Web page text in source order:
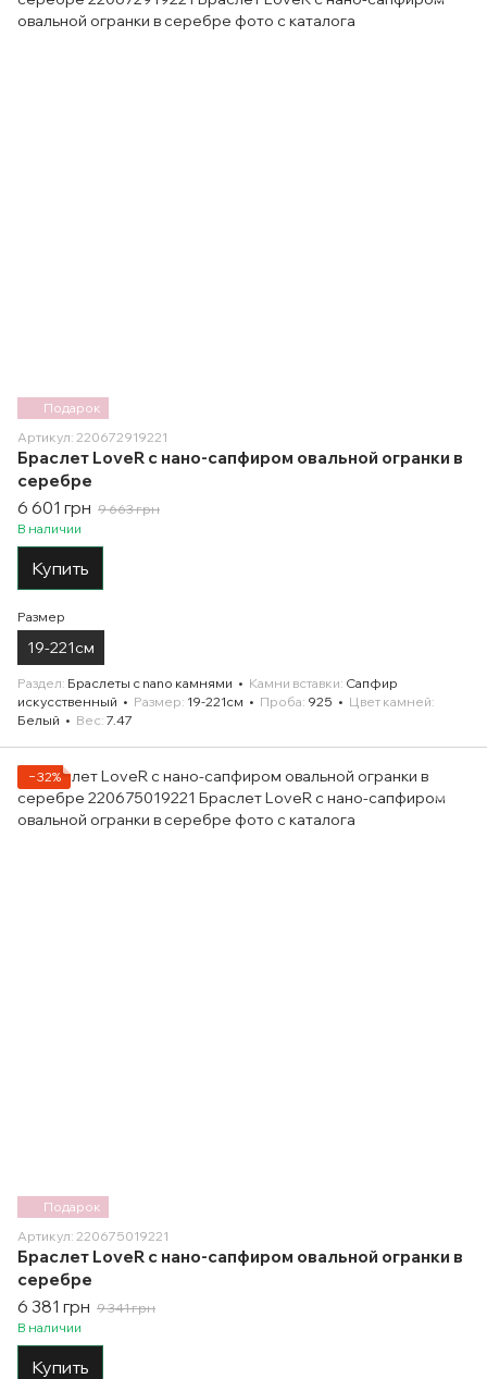
Подарок
Артикул: 220672919221
Браслет LoveR с нано-сапфиром овальной огранки в
серебре
6 601 грн 9 663 грн
В наличии
Купить
Размер
19-221см
Раздел Браслеты с nano камнями Камни вставки Сапфир
искусственный
Размер 19-221см Проба 925
Цвет камней
Белый
Вес 7.47
Подарок
−32%
Артикул: 220675019221
Браслет LoveR с нано-сапфиром овальной огранки в
серебре
6 381 грн 9 341 грн
В наличии
Купить